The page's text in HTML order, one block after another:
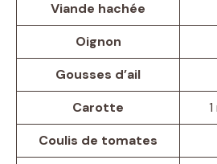
Viande hachée
Oignon
Gousses d’ail
Carotte
Coulis de tomates